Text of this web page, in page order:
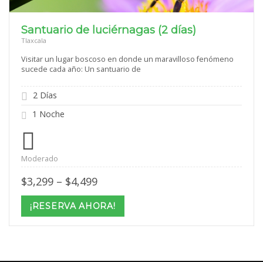
Santuario de luciérnagas (2 días)
Tlaxcala
Visitar un lugar boscoso en donde un maravilloso fenómeno
sucede cada año: Un santuario de
2 Días
1 Noche
Moderado
$3,299 – $4,499Price
$3,299
through
$4,499
¡RESERVA AHORA!